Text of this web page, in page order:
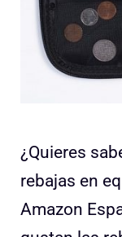
¿Quieres
rebajas en
Amazon